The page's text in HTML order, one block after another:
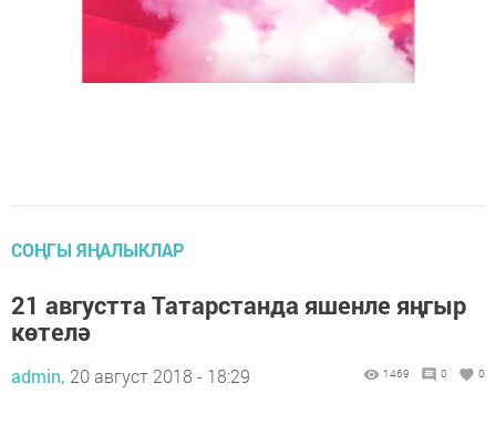
СОҢГЫ ЯҢАЛЫКЛАР
21 августта Татарстанда яшенле яңгыр
көтелә
admin, 20 август 2018 - 18:29 1469 0 0